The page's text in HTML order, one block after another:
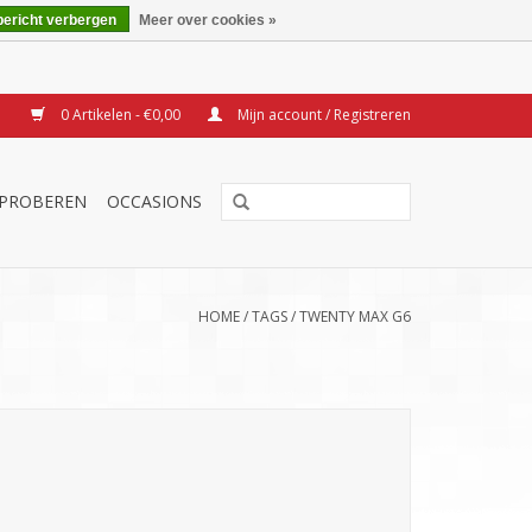
0 Artikelen - €0,00 Mijn account / Registreren
OCCASIONS
HOME/TAGS/TWENTY MAX G6
verbergen Meer over cookies »